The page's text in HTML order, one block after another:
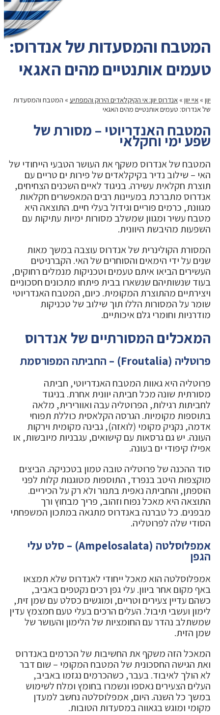
המטבח והמסעדות של אנדרוס:
טעמים אותנטיים מהים האגאי
יוון » איי יוון » אנדרוס יוון: אי הקיקלאדים הירוק והמפתיע » המטבח והמסעדות
של אנדרוס: טעמים אותנטיים מהים האגאי
המטבח האנדריוטי – מסורת של
שפע ימי וחקלאי
המטבח של אנדרוס משקף את העושר הטבעי הייחודי של
האי – שילוב נדיר בקיקלאדים של פירות ים טריים עם
תוצרת חקלאית עשירה. בניגוד לאיים השכנים הצחיחים,
אנדרוס מתברכת במעיינות רבים המאפשרים חקלאות
מגוונת, כרמים פוריים וגידול בעלי חיים. התוצאה היא
מטבח עשיר ומגוון שמשלב מסורות ימיות עתיקות עם
השפעות מהיבשת היוונית.
המסורת הקולינרית של אנדרוס עוצבה במשך מאות
שנים על ידי הימאים והסוחרים של האי. הקברניטים
העשירים הביאו איתם טעמים וטכניקות מנמלים רחוקים,
בעוד שנשותיהם שנשארו בבית פיתחו מתכונים חסכוניים
ויצירתיים מהתוצרת המקומית. כיום, המטבח האנדריוטי
שומר על המסורות הללו תוך שילוב של טכניקות
מודרניות וחומרי גלם איכותיים.
המאכלים המסורתיים של אנדרוס
פרוטליה (Froutalia) – החביתה המפורסמת
פרוטליה היא גאוות המטבח האנדריוטי, חביתה
מסורתית שונה מכל חביתה יוונית אחרת. בניגוד
לחביתות רגילות, הפרוטליה עבה ואוורירית, מלאה
בתוספות מקומיות. הגרסה הקלאסית כוללת תפוחי
אדמה, נקניק מקומי (לואזה), גבינה מקומית וירקות
העונה. יש גם גרסאות עם קישואים, עגבניות מיובשות, או
אפילו קיפודי ים בעונה.
סוד ההכנה של פרוטליה טובה טמון בטכניקה. הביצים
מוקצפות היטב בנפרד, התוספות מטוגנות קלות לפני
הוספתן, והחביתה נאפית בתנור ולא רק על הכיריים.
התוצאה היא מאכל נפוח וזהוב, פריך מבחוץ ורך
מבפנים. כל טברנה באנדרוס מתגאה במתכון המשפחתי
הסודי שלה לפרוטליה.
אמפלוסלטה (Ampelosalata) – סלט עלי
הגפן
אמפלוסלטה הוא מאכל ייחודי לאנדרוס שלא תמצאו
באף מקום אחר ביוון. עלי גפן רכים נקטפים באביב,
כשהם עדיין צעירים וטריים, ומוגשים כסלט עם שמן זית,
לימון ועשבי תיבול. העלים הרכים בעלי טעם חמצמץ עדין
שמשתלב נהדר עם החומציות של הלימון והעושר של
שמן הזית.
המאכל הזה משקף את החשיבות של הכרמים באנדרוס
ואת הגישה החסכונית של המטבח המקומי – שום דבר
לא הולך לאיבוד. בעבר, כשהכרמים נגזמו באביב,
העלים הצעירים נאספו ונשמרו בחומץ ומלח לשימוש
במשך כל השנה. היום, אמפלוסלטה נחשב למעדן
מקומי ומוגש בגאווה במסעדות הטובות.